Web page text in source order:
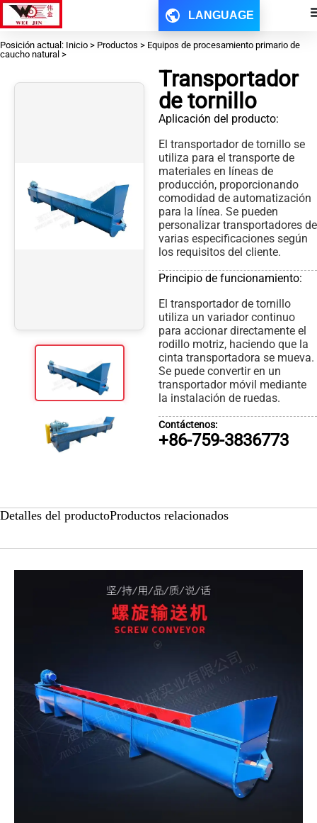
LANGUAGE
Posición actual: Inicio > Productos > Equipos de procesamiento primario de
caucho natural >
Transportador
de tornillo
Aplicación del producto:
El transportador de tornillo se
utiliza para el transporte de
materiales en líneas de
producción, proporcionando
comodidad de automatización
para la línea. Se pueden
personalizar transportadores de
varias especificaciones según
los requisitos del cliente.
Principio de funcionamiento:
El transportador de tornillo
utiliza un variador continuo
para accionar directamente el
rodillo motriz, haciendo que la
cinta transportadora se mueva.
Se puede convertir en un
transportador móvil mediante
la instalación de ruedas.
Contáctenos:
+86-759-3836773
Detalles del productoProductos relacionados